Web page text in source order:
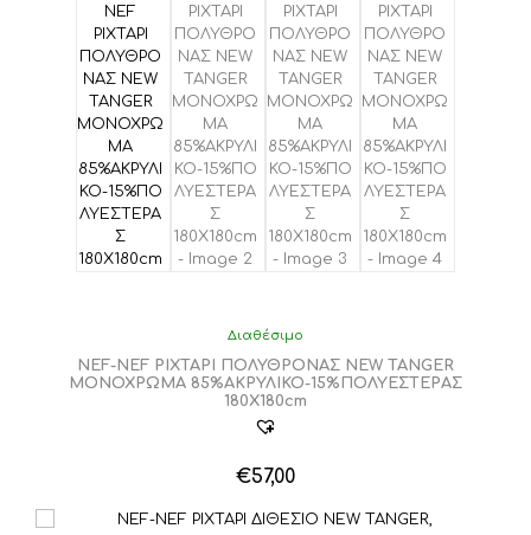
επιλογές
μπορούν
να
επιλεγούν
σελίδα
του
προϊόντος
Διαθέσιμο
NEF-NEF ΡΙΧΤΑΡΙ ΠΟΛΥΘΡΟΝΑΣ NEW TANGER
ΜΟΝΟΧΡΩΜΑ 85%ΑΚΡΥΛΙΚΟ-15%ΠΟΛΥΕΣΤΕΡΑΣ
180X180cm
€57,00
το